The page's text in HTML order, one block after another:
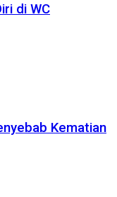
di WC
Kematian